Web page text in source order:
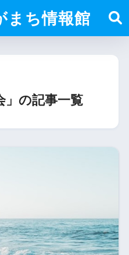
まち情報館
」の記事一覧